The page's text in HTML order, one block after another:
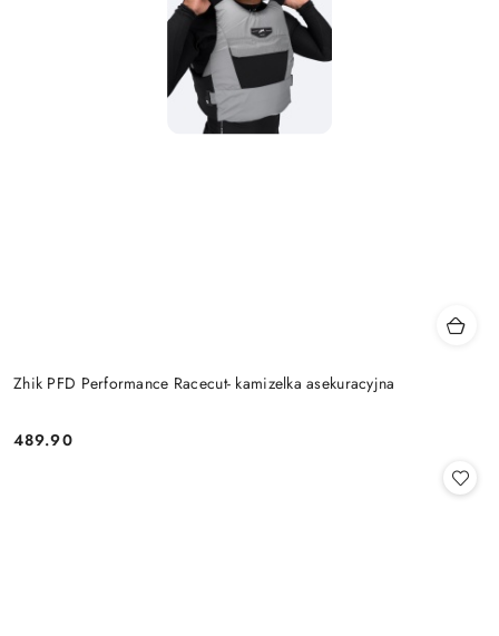
Zhik PFD Performance Racecut- kamizelka asekuracyjna
Cena:
489.90